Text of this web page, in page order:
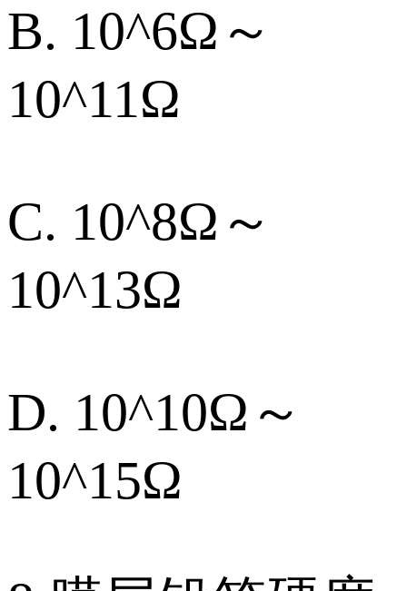
B. 10^6Ω～
10^11Ω
C. 10^8Ω～
10^13Ω
D. 10^10Ω～
10^15Ω